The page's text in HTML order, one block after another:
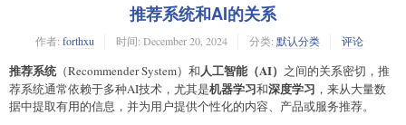
推荐系统和AI的关系
作者: forthxu 时间: December 20, 2024 分类: 默认分类 评论
推荐系统（Recommender System）和 人工智能（AI） 之间的关系密切，推
荐系统通常依赖于多种AI技术，尤其是机器学习和深度学习 ，来从大量数
据中提取有用的信息，并为用户提供个性化的内容、产品或服务推荐。